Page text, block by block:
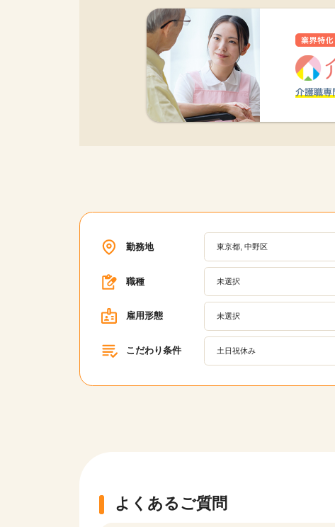
勤務地 東京都, 中野区
職種 未選択
雇用形態 未選択
こだわり条件 土日祝休み
よくあるご質問